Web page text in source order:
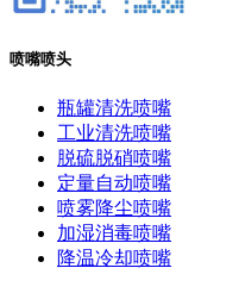
喷嘴喷头
瓶罐清洗喷嘴
工业清洗喷嘴
脱硫脱硝喷嘴
定量自动喷嘴
喷雾降尘喷嘴
加湿消毒喷嘴
降温冷却喷嘴